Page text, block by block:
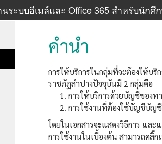
ระบบอีเมล์และ Office 365 สำหรับนักศึ
คำนำ
การให้บริการในกลุ่มที่จะต้องให้บ
ราชภัฏลำปางปัจจุบันมี 2 กลุ่มคือ
การให้บริการด้วยบัญชีของท
การใช้งานที่ต้องใช้บัญชีบัญ
โดยในเอกสารจะแสดงวิธีการ แล
การใช้งานในเบื้องต้น สามารถคลิ๊ก